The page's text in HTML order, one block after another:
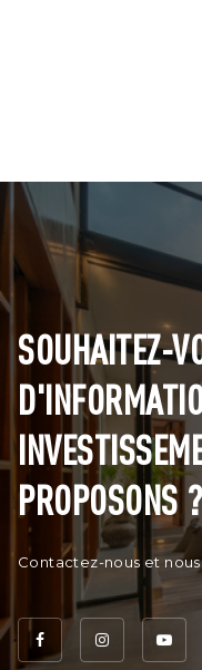
SOUHAITEZ-
PROPOSONS ?
Contactez-nous et